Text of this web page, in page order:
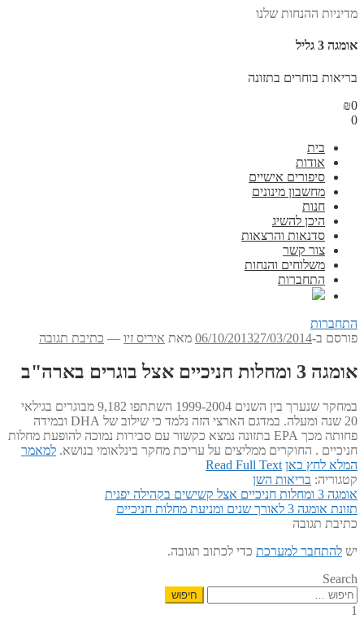
מדיניות ההנחות שלנו
אומגה 3 גליל
בריאות בוחרים בתזונה
₪0
0
בית
אודות
סיפורים אישיים
מחשבון מינונים
חנות
היכן להשיג
סדנאות והרצאות
צור קשר
משלוחים והנחות
התחברות
התחברות
פורסם ב-
06/10/201327/03/2014 מאת איריס זיו — כתיבת תגובה
אומגה 3 ומחלות חניכיים אצל בוגרים בארה"ב
במחקר שנערך בין השנים 1999-2004 השתתפו 9,182 מבוגרים בגילאי
20 שנה ומעלה. במדגם הארצי הזה נלמד כי שילוב של DHA ובמידה
פחותה מכך EPA בתזונה נמצא כקשור עם סבירות נמוכה להופעת מחלות
חניכיים . החוקרים ממליצים על עריכת מחקר בינלאומי בנושא. למאמר
המלא לחץ כאן Read Full Text
קטגוריה: בריאות השן
ניווט
הפוסט
הקודם:
אומגה 3 ומחלות חניכיים אצל קשישים בקהילה יפנית
הפוסט
הבא:
תזונת אומגה 3 לאורך שנים ומניעת מחלות חניכיים
כתיבת תגובה
יש להתחבר למערכת כדי לכתוב תגובה.
Search
חיפוש:
1